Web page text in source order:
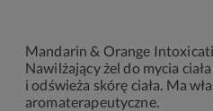
Mandarin & Orange
Nawilżający żel do mycia
i odświeża skórę ciała. Ma
aromaterapeutyczne.